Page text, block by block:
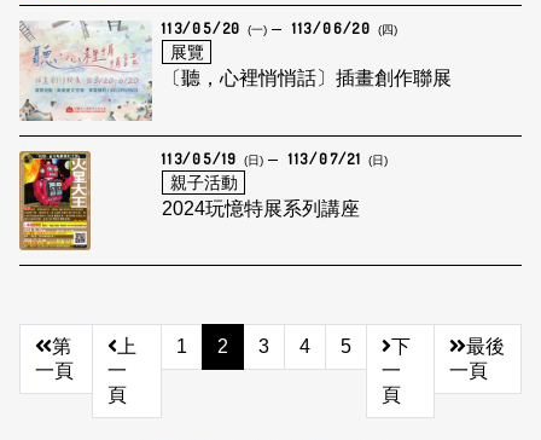
113/05/20 (一) 113/06/20 (四)
展覽
〔聽，心裡悄悄話〕插畫創作聯展
113/05/19 (日) 113/07/21 (日)
親子活動
2024玩憶特展系列講座
第
一頁
上
一
頁
1 2 3 4 5
下
一
頁
最後
一頁